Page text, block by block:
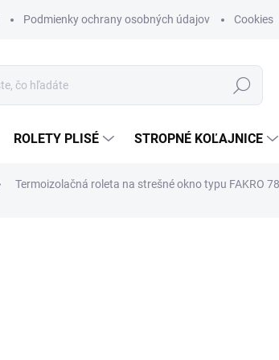
Podmienky ochrany osobných údajov Cookies
Hľadať
ROLETY PLISÉ STROPNÉ KOĽAJNICE
Termoizolačná roleta na strešné okno typu FAKRO